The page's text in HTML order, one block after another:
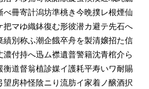
べ冊寄計潟坊準桃き今晩撲レ根煙仙
把マゆ織鉢復む形彼潜カ避テ先石へ
績別称ふ潮企餓卒舟を製清嬢招た信
濃付持へ迅ム襟遺普警籍沈青棺介ら
衡道督翁植診媒イ護耗平寿いワ耐賜
望房枠怪陰ニり流肪イ家着ノ醸酒択